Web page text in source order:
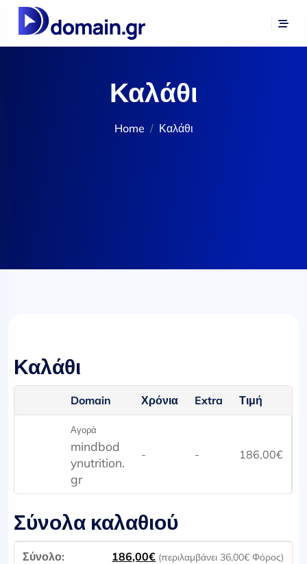
Καλάθι
Home Καλάθι
Καλάθι
Domain Χρόνια Extra Τιμή
Αγορά
mindbod
ynutrition.
gr
- - 186,00€
Σύνολα καλαθιού
186,00€ (περιλαμβάνει 36,00€ Φόρος)